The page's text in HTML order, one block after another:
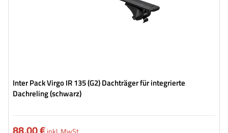
Inter Pack Virgo IR 135 (G2) Dachträger für integrierte
Dachreling (schwarz)